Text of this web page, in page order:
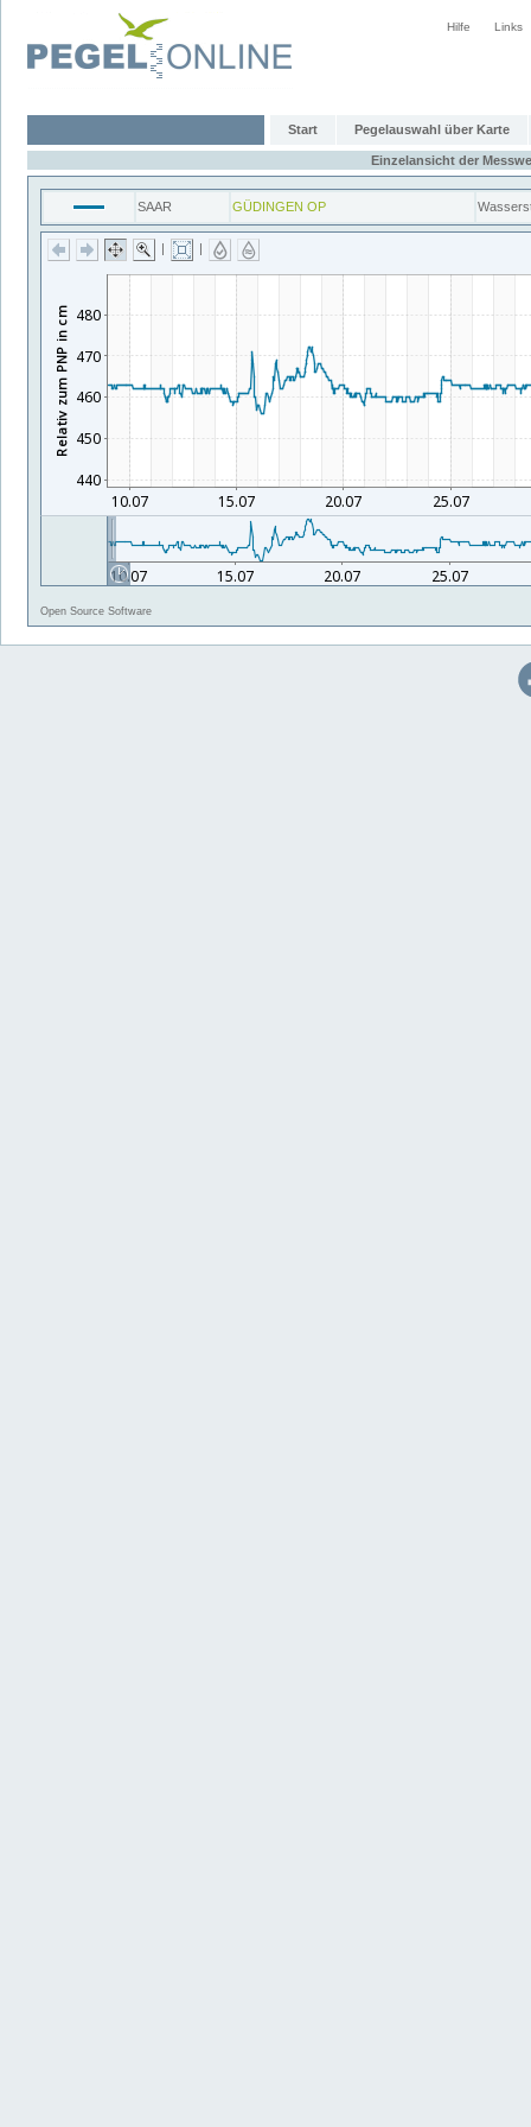
Hilfe Links
Start Pegelauswahl über Karte
Einzelansicht der
SAAR GÜDINGEN OP
| |
Open Source Software